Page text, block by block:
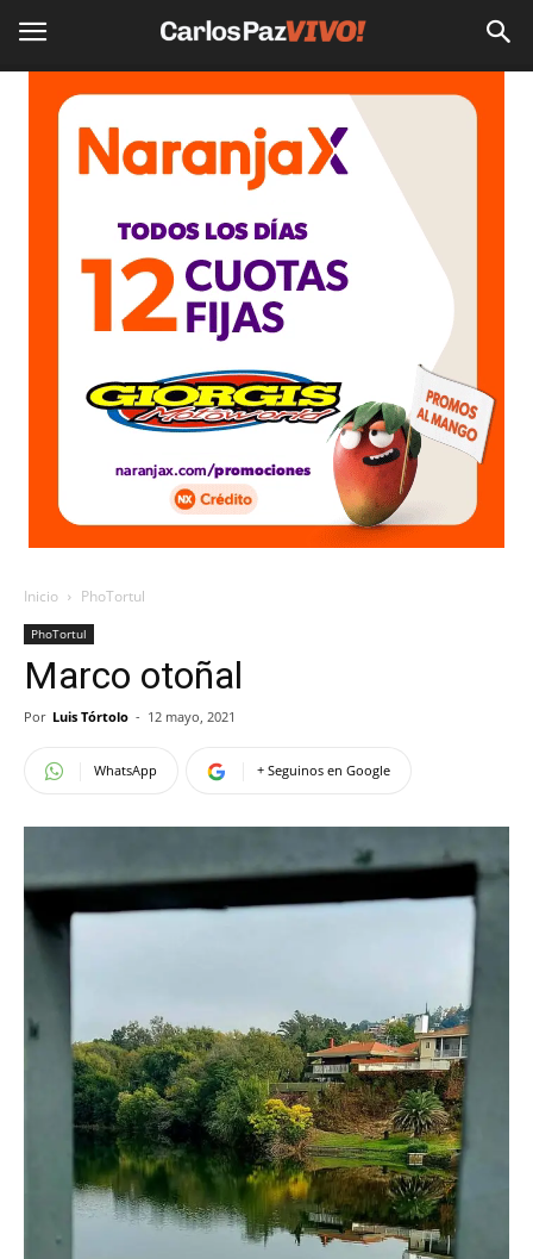
Inicio PhoTortul
PhoTortul
Marco otoñal
Por Luis Tórtolo - 12 mayo, 2021
WhatsApp + Seguinos en Google